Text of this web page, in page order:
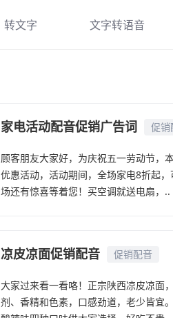
转文字
图片转文字
翻译
文字转语音
配音样例
家电活动配音促销广告词 促销
顾客朋友大家好，为庆祝五一劳动节，
优惠活动，活动期间，全场家电8折起
场还有惊喜等着您！买空调就送电扇，..
凉皮凉面促销配音 促销配音
大家过来看一看咯！正宗陕西凉皮凉面
剂、香精和色素，口感劲道，老少皆宜